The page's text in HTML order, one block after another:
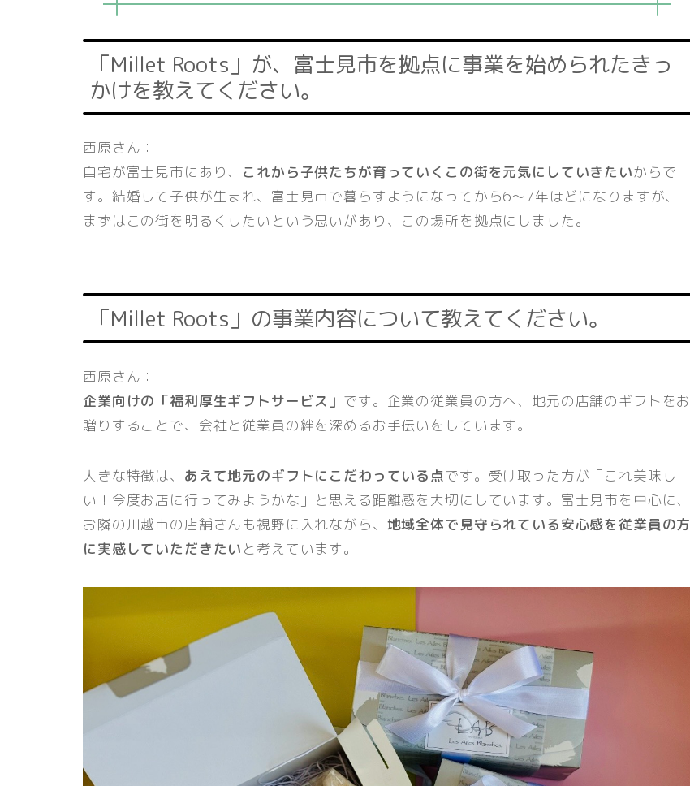
「Millet Roots」が、富士見市を拠点に事業を始められたきっ
かけを教えてください。
西原さん：
自宅が富士見市にあり、 これから子供たちが育っていくこの街を元気にしていきたいからで
す。結婚して子供が生まれ、富士見市で暮らすようになってから6〜7年ほどになりますが、
まずはこの街を明るくしたいという思いがあり、この場所を拠点にしました。
「Millet Roots」の事業内容について教えてください。
西原さん：
企業向けの「福利厚生ギフトサービス」 です。企業の従業員の方へ、地元の店舗のギフトをお
贈りすることで、会社と従業員の絆を深めるお手伝いをしています。
大きな特徴は、 あえて地元のギフトにこだわっている点です。受け取った方が「これ美味し
い！今度お店に行ってみようかな」と思える距離感を大切にしています。富士見市を中心に、
お隣の川越市の店舗さんも視野に入れながら、 地域全体で見守られている安心感を従業員の方
に実感していただきたい と考えています。